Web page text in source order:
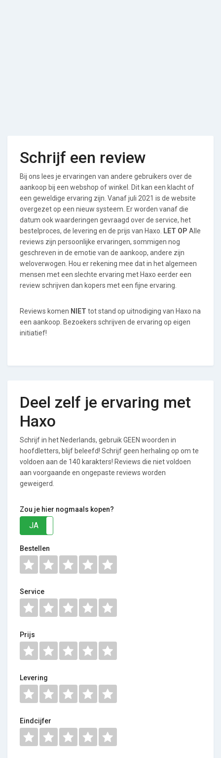
Schrijf een review
Bij ons lees je ervaringen van andere gebruikers over de
aankoop bij een webshop of winkel. Dit kan een klacht of
een geweldige ervaring zijn. Vanaf juli 2021 is de website
overgezet op een nieuw systeem. Er worden vanaf die
datum ook waarderingen gevraagd over de service, het
bestelproces, de levering en de prijs van Haxo.
LET OP Alle
reviews zijn persoonlijke ervaringen, sommigen nog
geschreven in de emotie van de aankoop, andere zijn
weloverwogen. Hou er rekening mee dat in het algemeen
mensen met een slechte ervaring met Haxo eerder een
review schrijven dan kopers met een fijne ervaring.
Reviews komen NIET tot stand op uitnodiging van Haxo na
een aankoop. Bezoekers schrijven de ervaring op eigen
initiatief!
Deel zelf je ervaring met
Haxo
Schrijf in het Nederlands, gebruik GEEN woorden in
hoofdletters, blijf beleefd! Schrijf geen herhaling op om te
voldoen aan de 140 karakters! Reviews die niet voldoen
aan voorgaande en ongepaste reviews worden
geweigerd.
Zou je hier nogmaals kopen?
JA
Bestellen
Service
Prijs
Levering
Eindcijfer